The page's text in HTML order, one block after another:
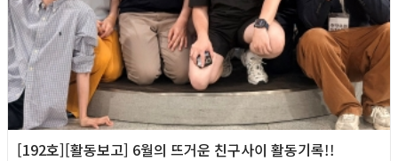
[192호][활동보고] 6월의 뜨거운 친구사이 활동기록!!